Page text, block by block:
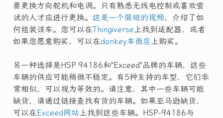
要更换方向舵机和电调。只有熟悉无线电控制或喜欢尝
试的人才应进行更换。 这是一个简短的视频，介绍了如
何组装该车。您可以在Thingiverse上找到适配器，或者
如果您愿意购买，可以在donkey车商店上购买。
另一种选择是HSP 94186和"Exceed"品牌的车辆，这些
车辆的供应可能稍微不稳定。有5种支持的车型，它们非
常相似，可以视为等效的。请注意，其中一些车辆可能
缺货，请通过链接查找有货的车辆。如果亚马逊缺货，
可以在Exceed网站上找到这些车辆。HSP-94186与